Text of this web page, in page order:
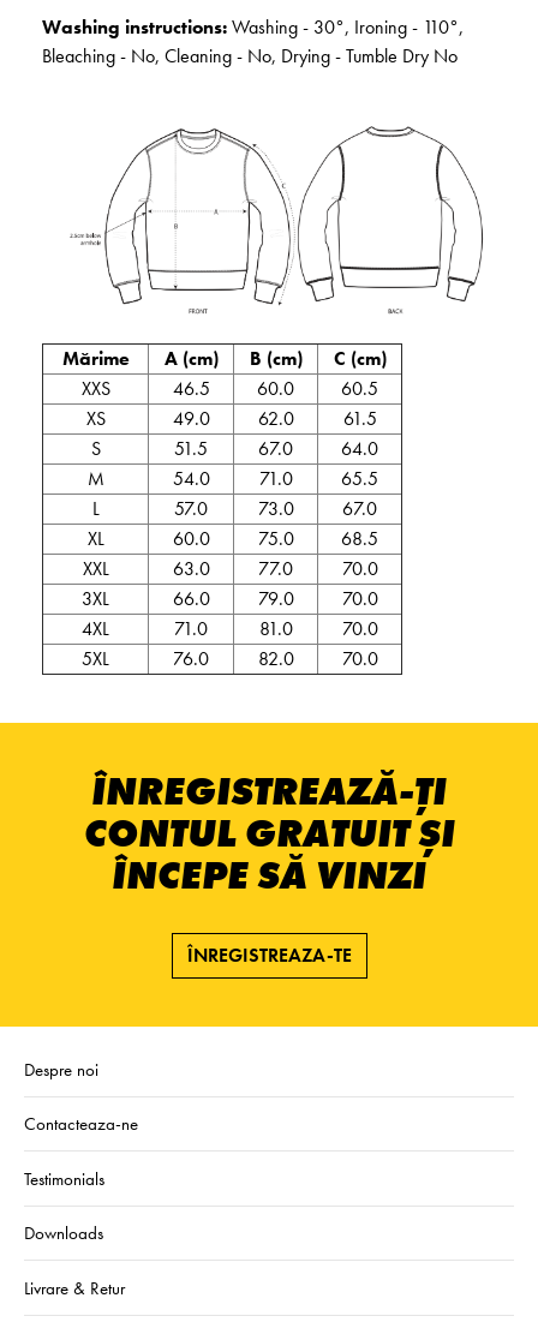
Washing instructions:Washing - 30°, Ironing - 110°,
Bleaching - No, Cleaning - No, Drying - Tumble Dry No
Mărime A (cm) B (cm)
C (cm)
XXS
46.5 60.0
60.5
XS
49.0 62.0
61.5
S
51.5 67.0
64.0
M
54.0 71.0
65.5
L
57.0 73.0
67.0
XL
60.0 75.0
68.5
XXL
63.0 77.0
70.0
3XL
66.0 79.0
70.0
4XL
71.0 81.0
70.0
5XL
76.0 82.0 70.0
ÎNREGISTREAZĂ-ȚI
CONTUL GRATUIT ȘI
ÎNCEPE SĂ VINZI
ÎNREGISTREAZA-TE
Despre noi
Contacteaza-ne
Testimonials
Downloads
Livrare & Retur